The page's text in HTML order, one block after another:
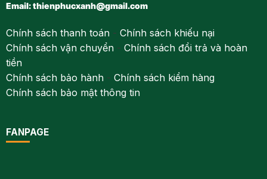
Email: thienphucxanh@gmail.com
Chính sách thanh toán- Chính sách khiếu nại
Chính sách vận chuyển- Chính sách đổi trả và hoàn
tiền
Chính sách bảo hành- Chính sách kiểm hàng
Chính sách bảo mật thông tin
FANPAGE